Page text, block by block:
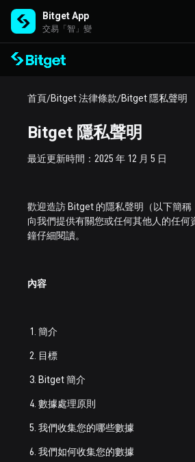
Bitget App
交易「智」變
首頁/Bitget 法律條款/Bitget 隱私聲明
Bitget 隱私聲明
最近更新時間：2025 年 12 月 5 日
歡迎造訪 Bitget 的隱私聲明（以下簡稱
向我們提供有關您或任何其他人的任何
鐘仔細閱讀。
內容
簡介
目標
Bitget 簡介
數據處理原則
我們收集您的哪些數據
我們如何收集您的數據